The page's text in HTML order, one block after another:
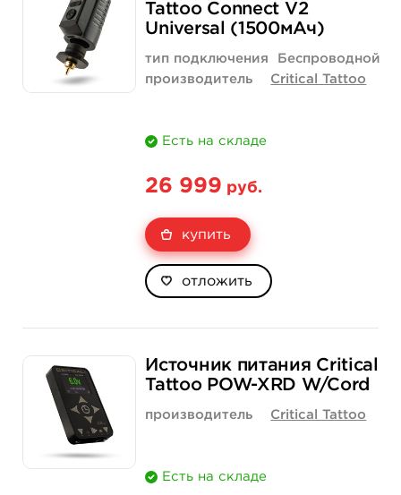
Tattoo Connect V2
Universal (1500мАч)
тип подключения
Беспроводной
производитель
Critical Tattoo
Есть на складе
26 999 руб.
купить
отложить
Источник питания Critical
Tattoo POW-XRD W/Cord
производитель Critical Tattoo
Есть на складе